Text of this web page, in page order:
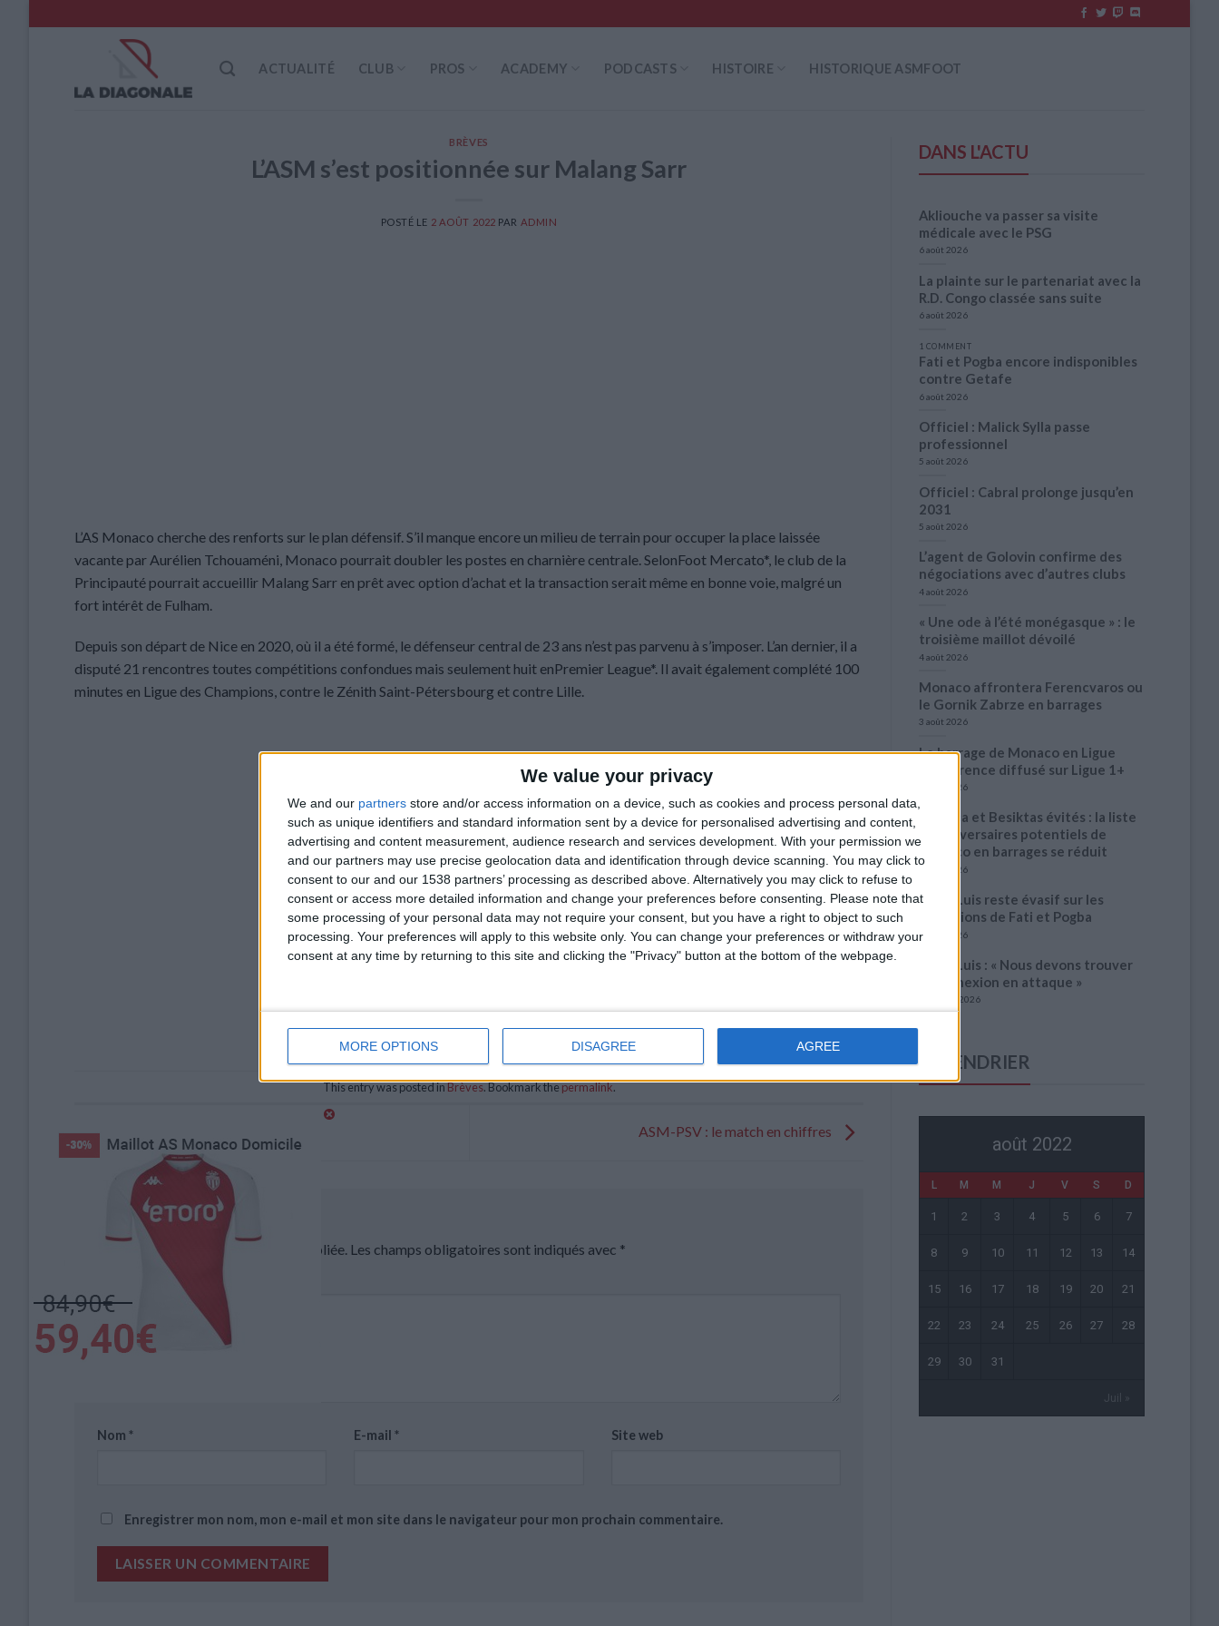
We value your privacy
We and our partners store and/or access information on a device, such as cookies and process personal data,
such as unique identifiers and standard information sent by a device for personalised advertising and content,
advertising and content measurement, audience research and services development. With your permission we
and our partners may use precise geolocation data and identification through device scanning. You may click to
consent to our and our 1538 partners’ processing as described above. Alternatively you may click to refuse to
consent or access more detailed information and change your preferences before consenting.
Please note that
some processing of your personal data may not require your consent, but you have a right to object to such
processing. Your preferences will apply to this website only. You can change your preferences or withdraw your
consent at any time by returning to this site and clicking the "Privacy" button at the bottom of the webpage.
MORE OPTIONS DISAGREE AGREE
to
ACTUALITÉ CLUB PROS ACADEMY PODCASTS HISTOIRE HISTORIQUE ASMFOOT
BRÈVES
L’ASM s’est positionnée sur Malang Sarr
POSTÉ LE 2 AOÛT 2022 PAR ADMIN
L’AS Monaco cherche des renforts sur le plan défensif. S’il manque encore un milieu de terrain pour occuper la place laissée
vacante par Aurélien Tchouaméni, Monaco pourrait doubler les postes en charnière centrale. SelonFoot Mercato*, le club de la
Principauté pourrait accueillir Malang Sarr en prêt avec option d’achat et la transaction serait même en bonne voie, malgré un
fort intérêt de Fulham.
Depuis son départ de Nice en 2020, où il a été formé, le défenseur central de 23 ans n’est pas parvenu à s’imposer. L’an dernier, il a
disputé 21 rencontres toutes compétitions confondues mais seulement huit enPremier League*. Il avait également complété 100
minutes en Ligue des Champions, contre le Zénith Saint-Pétersbourg et contre Lille.
This entry was posted inBrèves. Bookmark thepermalink.
ASM-PSV : le match en chiffres
Laisser un commentaire
Votre adresse e-mail ne sera pas publiée. Les champs obligatoires sont indiqués avec *
Commentaire
Nom * E-mail* Site web
Enregistrer mon nom, mon e-mail et mon site dans le navigateur pour mon prochain commentaire.
DANS L'ACTU
Akliouche va passer sa visite
médicale avec le PSG
6 août 2026
La plainte sur le partenariat avec la
R.D. Congo classée sans suite
6 août 2026
1 COMMENT
Fati et Pogba encore indisponibles
contre Getafe
6 août 2026
Officiel : Malick Sylla passe
professionnel
5 août 2026
Officiel : Cabral prolonge jusqu’en
2031
5 août 2026
L’agent de Golovin confirme des
négociations avec d’autres clubs
4 août 2026
« Une ode à l’été monégasque » : le
troisième maillot dévoilé
4 août 2026
Monaco affrontera Ferencvaros ou
le Gornik Zabrze en barrages
3 août 2026
Le barrage de Monaco en Ligue
Conférence diffusé sur Ligue 1+
3 août 2026
Benfica et Besiktas évités : la liste
des adversaires potentiels de
Monaco en barrages se réduit
3 août 2026
Filipe Luis reste évasif sur les
conditions de Fati et Pogba
1 août 2026
Filipe Luis : « Nous devons trouver
la connexion en attaque »
31 juillet 2026
CALENDRIER
août 2022
L M M J V S D
Juil »
1 2 3 4 5 6 7
8 9 10 11 12 13 14
15 16 17 18 19 20 21
22 23 24 25 26 27 28
29 30 31